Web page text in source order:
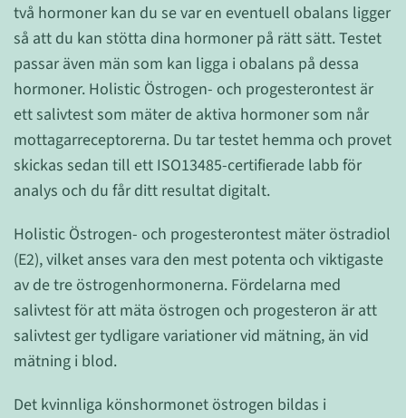
två hormoner kan du se var en eventuell obalans ligger
så att du kan stötta dina hormoner på rätt sätt. Testet
passar även män som kan ligga i obalans på dessa
hormoner. Holistic Östrogen- och progesterontest är
ett salivtest som mäter de aktiva hormoner som når
mottagarreceptorerna. Du tar testet hemma och provet
skickas sedan till ett ISO13485-certifierade labb för
analys och du får ditt resultat digitalt.
Holistic Östrogen- och progesterontest mäter östradiol
(E2), vilket anses vara den mest potenta och viktigaste
av de tre östrogenhormonerna. Fördelarna med
salivtest för att mäta östrogen och progesteron är att
salivtest ger tydligare variationer vid mätning, än vid
mätning i blod.
Det kvinnliga könshormonet östrogen bildas i